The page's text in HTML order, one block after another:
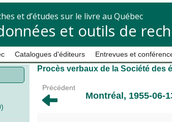
et d’études sur le livre au Québec
et outils de
Catalogues d'éditeurs Entrevues et
)
Procès verbaux de la Société des
Précédent
Montréal, 1955-06-